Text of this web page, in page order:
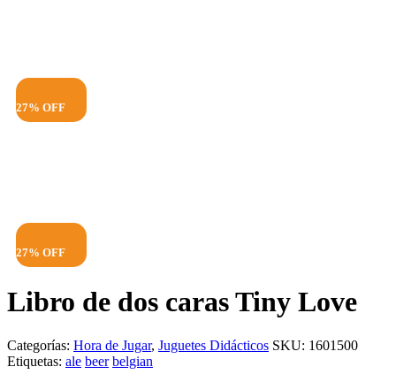
27% OFF
27% OFF
Libro de dos caras Tiny Love
Categorías: Hora de Jugar, Juguetes Didácticos SKU: 1601500
Etiquetas: ale beer belgian